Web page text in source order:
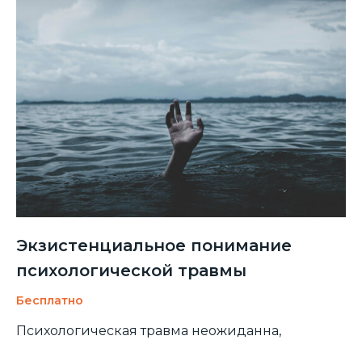
Экзистенциальное понимание
психологической травмы
Бесплатно
Психологическая травма неожиданна,